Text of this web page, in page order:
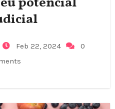
Feb 22, 2024
0